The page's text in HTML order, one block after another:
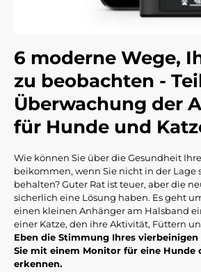
6 moderne Wege,
zu beobachten -
Überwachung der
für Hunde und
Wie können Sie über die Gesundheit
beikommen, wenn Sie nicht in der Lage
behalten? Guter Rat ist teuer, aber die
sicherlich eine Lösung haben. Es geht
einen kleinen Anhänger am Halsband
einer Katze, den ihre Aktivität, Füttern
Eben die Stimmung Ihres
Sie mit einem Monitor für eine Hunde
erkennen.